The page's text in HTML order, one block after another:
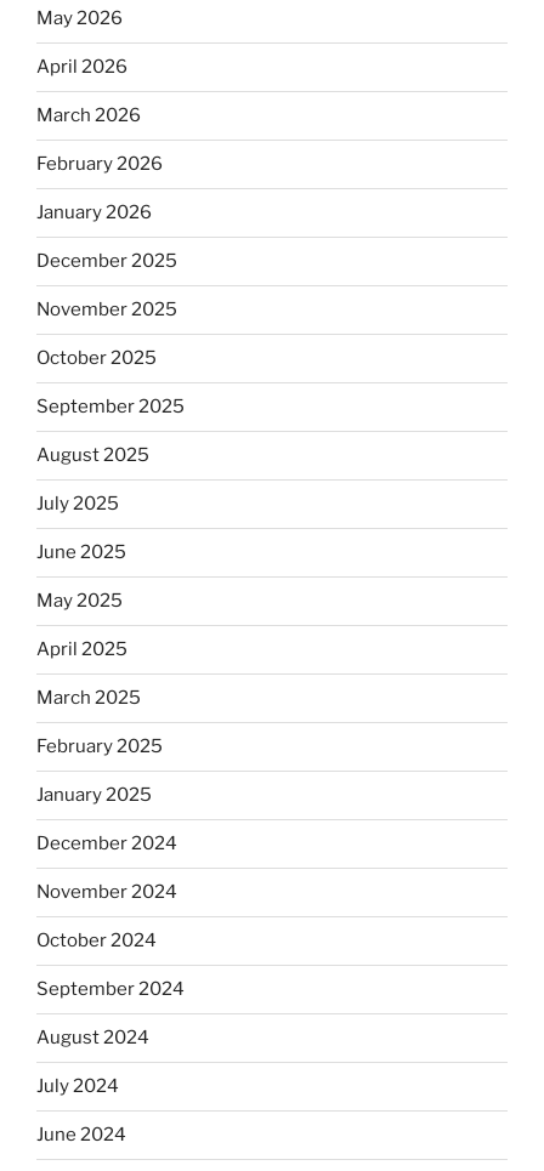
May 2026
April 2026
March 2026
February 2026
January 2026
December 2025
November 2025
October 2025
September 2025
August 2025
July 2025
June 2025
May 2025
April 2025
March 2025
February 2025
January 2025
December 2024
November 2024
October 2024
September 2024
August 2024
July 2024
June 2024